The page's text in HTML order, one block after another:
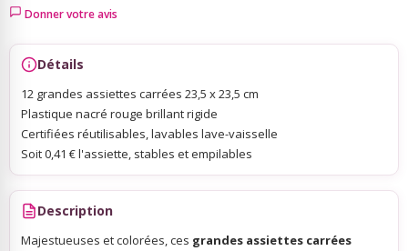
Donner votre avis
Détails
12 grandes assiettes carrées 23,5 x 23,5 cm
Plastique nacré rouge brillant rigide
Certifiées réutilisables, lavables lave-vaisselle
Soit 0,41 € l'assiette, stables et empilables
Description
Majestueuses et colorées, ces grandes assiettes carrées